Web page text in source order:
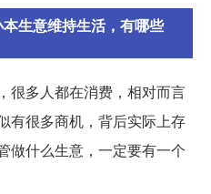
生意维持生活，有哪些
很多人都在消费，相对而言
有很多商机，背后实际上存
做什么生意，一定要有一个